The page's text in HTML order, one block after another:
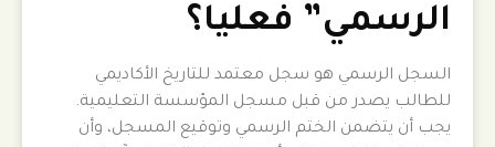
الرسمي” فعليا؟
السجل الرسمي هو سجل معتمد للتاريخ الأكاديمي
للطالب يصدر من قبل مسجل المؤسسة التعليمية.
يجب أن يتضمن الختم الرسمي وتوقيع المسجل، وأن